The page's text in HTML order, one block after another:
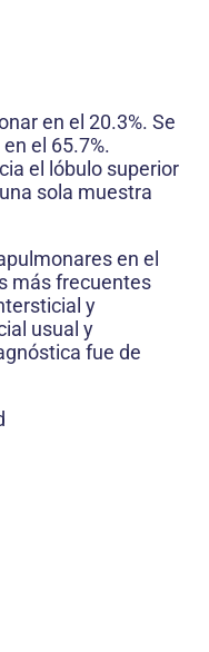
en el 20.3%. Se
el 65.7%.
el lóbulo superior
sola muestra
en el
más frecuentes
y
usual y
fue de